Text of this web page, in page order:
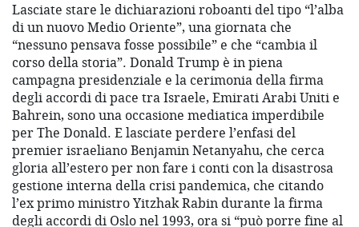
Lasciate stare le dichiarazioni roboanti del tipo “l’alba
di un nuovo Medio Oriente”, una giornata che
“nessuno pensava fosse possibile” e che “cambia il
corso della storia”. Donald Trump è in piena
campagna presidenziale e la cerimonia della firma
degli accordi di pace tra Israele, Emirati Arabi Uniti e
Bahrein, sono una occasione mediatica imperdibile
per The Donald. E lasciate perdere l’enfasi del
premier israeliano Benjamin Netanyahu, che cerca
gloria all’estero per non fare i conti con la disastrosa
gestione interna della crisi pandemica, che citando
l’ex primo ministro Yitzhak Rabin durante la firma
degli accordi di Oslo nel 1993, ora si “può porre fine al